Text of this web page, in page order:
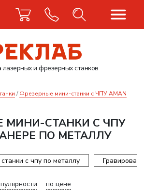
и фрезерных станков
Фрезерные мини-станки с ЧПУ AMAN
МИНИ-СТАНКИ С ЧПУ
ПО МЕТАЛЛУ
с чпу по металлу
по цене